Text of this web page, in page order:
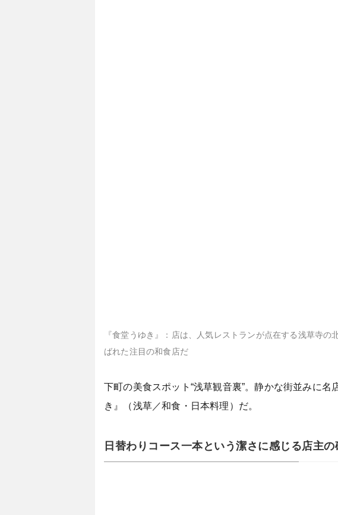
『食堂うゆき』：店は、人気レストランが点在する浅草寺
ばれた注目の和食店だ
下町の美食スポット“浅草観音裏”。静かな街並みに
き』（浅草／和食・日本料理）だ。
日替わりコース一本という潔さに感じる店主の